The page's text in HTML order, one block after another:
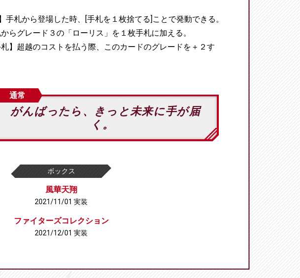
】手札から登場した時、[手札を１枚捨てる]ことで発動できる。
らグレード３の「ローリス」を１枚手札に加える。
札】超越のコストを払う際、このカードのグレードを＋２す
通常
がんばったら、きっと未来に手が届
く。
ボックス
風華天翔
2021/11/01 実装
ファイターズコレクション
2021/12/01 実装